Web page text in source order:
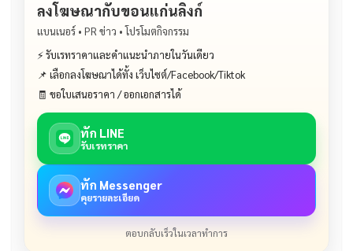
ลงโฆษณากับขอนแก่นลิงก์
แบนเนอร์ • PR ข่าว • โปรโมตกิจกรรม
⚡ รับเรทราคาและคำแนะนำภายในวันเดียว
📌 เลือกลงโฆษณาได้ทั้ง เว็บไซต์/Facebook/Tiktok
🧾 ขอใบเสนอราคา / ออกเอกสารได้
ทัก LINE
รับเรทราคา
ทัก Messenger
คุยรายละเอียด
ตอบกลับเร็วในเวลาทำการ